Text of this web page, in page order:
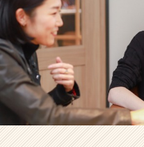
【株
式
会
社
こ
れ
か